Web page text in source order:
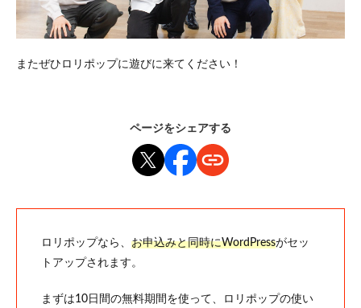
またぜひロリポップに遊びに来てください！
ページをシェアする
ロリポップなら、 お申込みと同時にWordPressがセッ
トアップされます。
まずは10日間の無料期間を使って、ロリポップの使い